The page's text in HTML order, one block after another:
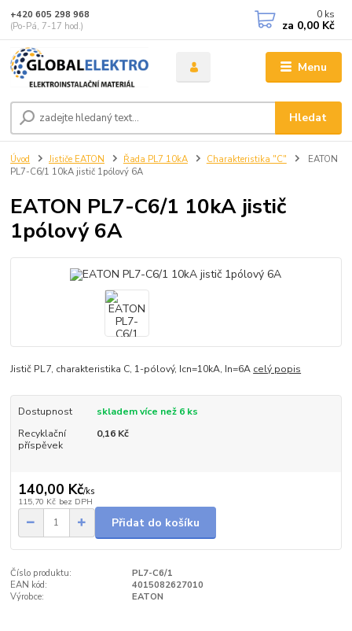
Menu
Hledat
+420 605 298 968
(Po-Pá, 7-17 hod.)
0 ks
za 0,00 Kč
Úvod Jističe EATON Řada PL7 10kA Charakteristika "C"
EATON
PL7-C6/1 10kA jistič 1pólový 6A
EATON PL7-C6/1 10kA jistič
1pólový 6A
Jistič PL7, charakteristika C, 1-pólový, Icn=10kA, In=6A celý popis
Dostupnost
skladem více než 6 ks
Recyklační
příspěvek
0,16 Kč
140,00 Kč/ks
115,70 Kč bez DPH
Přidat do košíku
Číslo produktu:
PL7-C6/1
EAN kód:
4015082627010
Výrobce:
EATON